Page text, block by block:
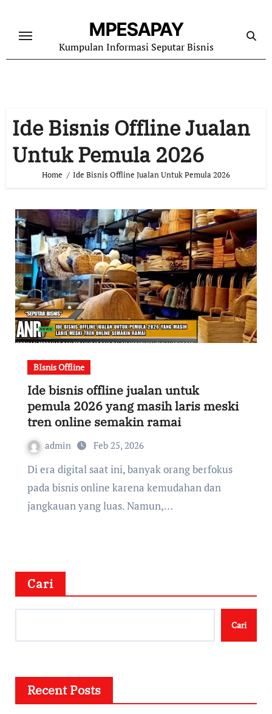
content
MPESAPAY
Kumpulan Informasi Seputar Bisnis
Ide Bisnis Offline Jualan
Untuk Pemula 2026
Home Ide Bisnis Offline Jualan Untuk Pemula 2026
BIsnis Offline
Ide bisnis offline jualan untuk
pemula 2026 yang masih laris meski
tren online semakin ramai
admin Feb 25, 2026
Di era digital saat ini, banyak orang berfokus
pada bisnis online karena kemudahan dan
jangkauan yang luas. Namun,…
Cari
Cari
Recent Posts